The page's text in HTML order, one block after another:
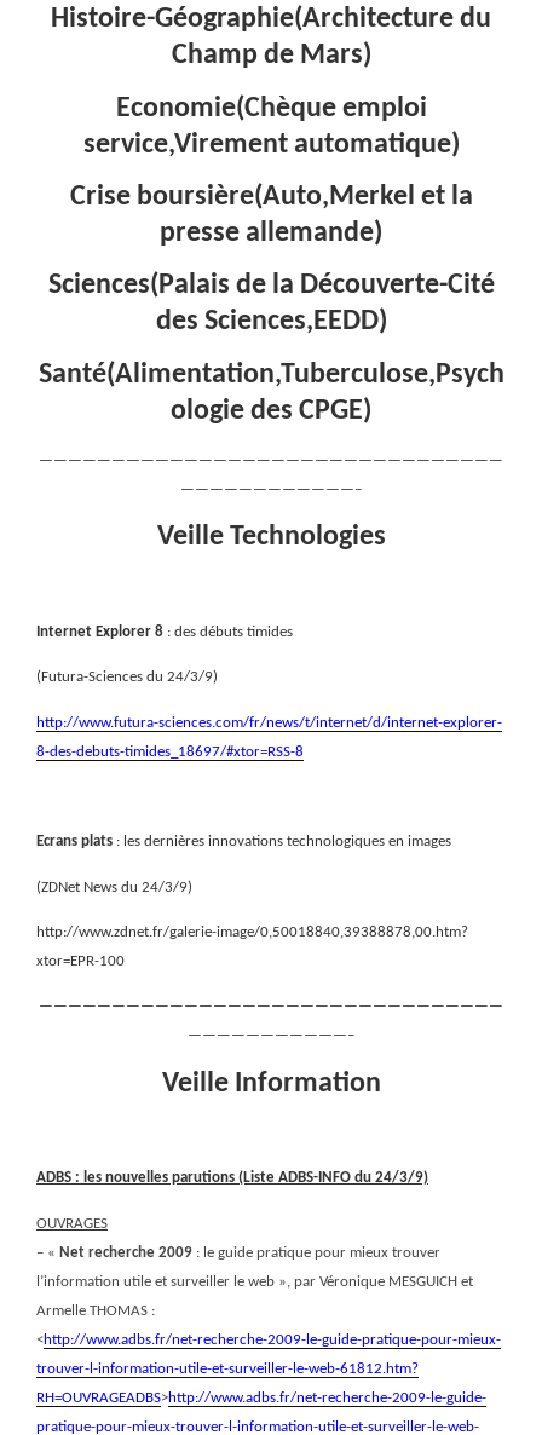
Histoire-Géographie(Architecture du
Champ de Mars)
Economie(Chèque emploi
service,Virement automatique)
Crise boursière(Auto,Merkel et la
presse allemande)
Sciences(Palais de la Découverte-Cité
des Sciences,EEDD)
Santé(Alimentation,Tuberculose,Psych
ologie des CPGE)
————————————————————————————————
————————————–
Veille Technologies
Internet Explorer 8 : des débuts timides
(Futura-Sciences du 24/3/9)
http://www.futura-sciences.com/fr/news/t/internet/d/internet-explorer-
8-des-debuts-timides_18697/#xtor=RSS-8
Ecrans plats : les dernières innovations technologiques en images
(ZDNet News du 24/3/9)
http://www.zdnet.fr/galerie-image/0,50018840,39388878,00.htm?
xtor=EPR-100
————————————————————————————————
———————————–
Veille Information
ADBS : les nouvelles parutions (Liste ADBS-INFO du 24/3/9)
OUVRAGES
– « Net recherche 2009 : le guide pratique pour mieux trouver
l’information utile et surveiller le web », par Véronique MESGUICH et
Armelle THOMAS :
<http://www.adbs.fr/net-recherche-2009-le-guide-pratique-pour-mieux-
trouver-l-information-utile-et-surveiller-le-web-61812.htm?
RH=OUVRAGEADBS>http://www.adbs.fr/net-recherche-2009-le-guide-
pratique-pour-mieux-trouver-l-information-utile-et-surveiller-le-web-